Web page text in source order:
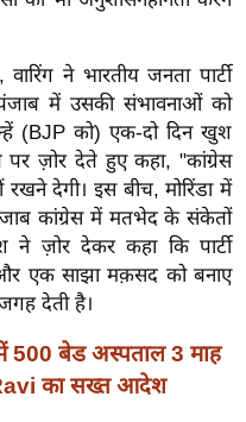
ने भारतीय जनता पार्टी
में उसकी संभावनाओं को
(BJP को) एक-दो दिन खुश
पर ज़ोर देते हुए कहा, "कांग्रेस
देगी। इस बीच, मोरिंडा में
कांग्रेस में मतभेद के संकेतों
ज़ोर देकर कहा कि पार्टी
एक साझा मक़सद को बनाए
देती है।
बेड अस्पताल 3 माह
का सख्त आदेश